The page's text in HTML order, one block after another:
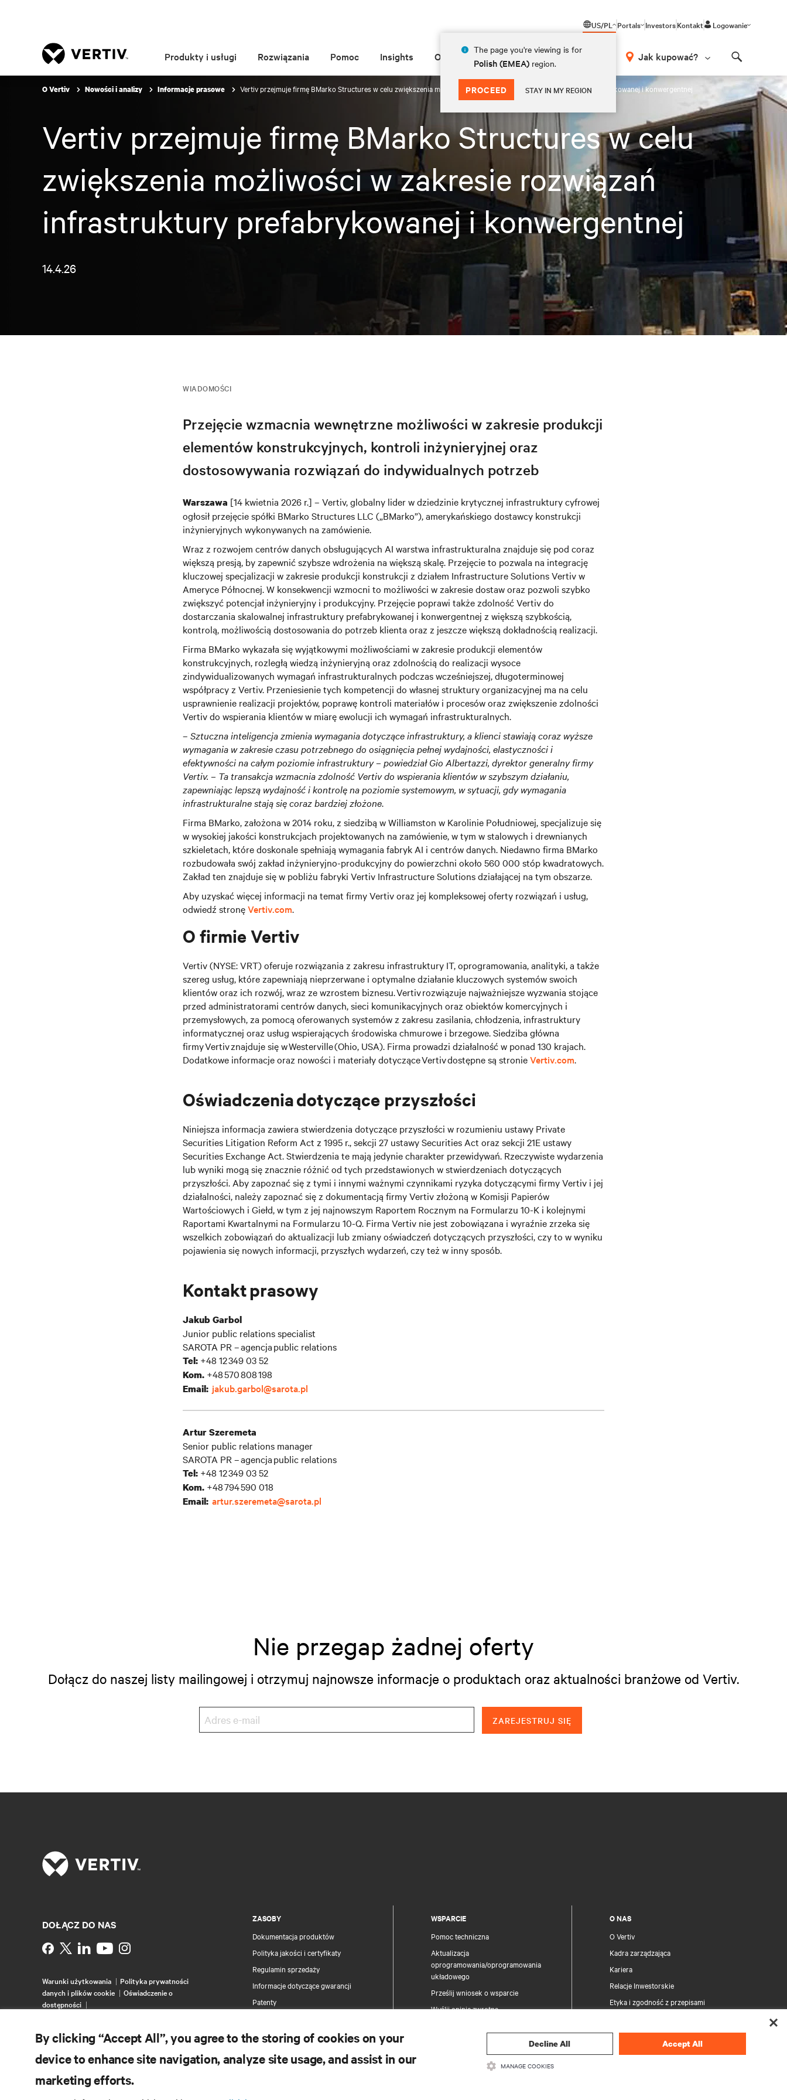
US/PL
The page you're viewing is for
Polish (EMEA) region.
PROCEED STAY IN MY REGION
Portals InvestorsKontakt Logowanie
Produkty i usługi Rozwiązania Pomoc Insights O Vertiv Jak kupować?
O Vertiv Nowości i analizy Informacje prasowe Vertiv przejmuje firmę BMarko Structures w celu zwiększenia możliwości w zakresie rozwiązań infrastruktury prefabrykowanej i konwergentnej
Vertiv przejmuje firmę BMarko Structures w celu
zwiększenia możliwości w zakresie rozwiązań
infrastruktury prefabrykowanej i konwergentnej
14.4.26
WIADOMOŚCI
Przejęcie wzmacnia wewnętrzne możliwości w zakresie produkcji
elementów konstrukcyjnych, kontroli inżynieryjnej oraz
dostosowywania rozwiązań do indywidualnych potrzeb
Warszawa [14 kwietnia 2026 r.] – Vertiv, globalny lider w dziedzinie krytycznej infrastruktury cyfrowej
ogłosił przejęcie spółki BMarko Structures LLC („BMarko”), amerykańskiego dostawcy konstrukcji
inżynieryjnych wykonywanych na zamówienie.
Wraz z rozwojem centrów danych obsługujących AI warstwa infrastrukturalna znajduje się pod coraz
większą presją, by zapewnić szybsze wdrożenia na większą skalę. Przejęcie to pozwala na integrację
kluczowej specjalizacji w zakresie produkcji konstrukcji z działem Infrastructure Solutions Vertiv w
Ameryce Północnej. W konsekwencji wzmocni to możliwości w zakresie dostaw oraz pozwoli szybko
zwiększyć potencjał inżynieryjny i produkcyjny. Przejęcie poprawi także zdolność Vertiv do
dostarczania skalowalnej infrastruktury prefabrykowanej i konwergentnej z większą szybkością,
kontrolą, możliwością dostosowania do potrzeb klienta oraz z jeszcze większą dokładnością realizacji.
Firma BMarko wykazała się wyjątkowymi możliwościami w zakresie produkcji elementów
konstrukcyjnych, rozległą wiedzą inżynieryjną oraz zdolnością do realizacji wysoce
zindywidualizowanych wymagań infrastrukturalnych podczas wcześniejszej, długoterminowej
współpracy z Vertiv. Przeniesienie tych kompetencji do własnej struktury organizacyjnej ma na celu
usprawnienie realizacji projektów, poprawę kontroli materiałów i procesów oraz zwiększenie zdolności
Vertiv do wspierania klientów w miarę ewolucji ich wymagań infrastrukturalnych.
– Sztuczna inteligencja zmienia wymagania dotyczące infrastruktury, a klienci stawiają coraz wyższe
wymagania w zakresie czasu potrzebnego do osiągnięcia pełnej wydajności, elastyczności i
efektywności na całym poziomie infrastruktury – powiedział Gio Albertazzi, dyrektor generalny firmy
Vertiv. – Ta transakcja wzmacnia zdolność Vertiv do wspierania klientów w szybszym działaniu,
zapewniając lepszą wydajność i kontrolę na poziomie systemowym, w sytuacji, gdy wymagania
infrastrukturalne stają się coraz bardziej złożone.
Firma BMarko, założona w 2014 roku, z siedzibą w Williamston w Karolinie Południowej, specjalizuje się
w wysokiej jakości konstrukcjach projektowanych na zamówienie, w tym w stalowych i drewnianych
szkieletach, które doskonale spełniają wymagania fabryk AI i centrów danych. Niedawno firma BMarko
rozbudowała swój zakład inżynieryjno-produkcyjny do powierzchni około 560 000 stóp kwadratowych.
Zakład ten znajduje się w pobliżu fabryki Vertiv Infrastructure Solutions działającej na tym obszarze.
Aby uzyskać więcej informacji na temat firmy Vertiv oraz jej kompleksowej oferty rozwiązań i usług,
odwiedź stronęVertiv.com.
O firmie Vertiv
Vertiv (NYSE: VRT) oferuje rozwiązania z zakresu infrastruktury IT, oprogramowania, analityki, a także
szereg usług, które zapewniają nieprzerwane i optymalne działanie kluczowych systemów swoich
klientów oraz ich rozwój, wraz ze wzrostem biznesu. Vertiv rozwiązuje najważniejsze wyzwania stojące
przed administratorami centrów danych, sieci komunikacyjnych oraz obiektów komercyjnych i
przemysłowych, za pomocą oferowanych systemów z zakresu zasilania, chłodzenia, infrastruktury
informatycznej oraz usług wspierających środowiska chmurowe i brzegowe. Siedziba główna
firmy Vertiv znajduje się w Westerville (Ohio, USA). Firma prowadzi działalność w ponad 130 krajach.
Dodatkowe informacje oraz nowości i materiały dotyczące Vertiv dostępne są stronieVertiv.com.
Oświadczenia dotyczące przyszłości
Niniejsza informacja zawiera stwierdzenia dotyczące przyszłości w rozumieniu ustawy Private
Securities Litigation Reform Act z 1995 r., sekcji 27 ustawy Securities Act oraz sekcji 21E ustawy
Securities Exchange Act. Stwierdzenia te mają jedynie charakter przewidywań. Rzeczywiste wydarzenia
lub wyniki mogą się znacznie różnić od tych przedstawionych w stwierdzeniach dotyczących
przyszłości. Aby zapoznać się z tymi i innymi ważnymi czynnikami ryzyka dotyczącymi firmy Vertiv i jej
działalności, należy zapoznać się z dokumentacją firmy Vertiv złożoną w Komisji Papierów
Wartościowych i Giełd, w tym z jej najnowszym Raportem Rocznym na Formularzu 10-K i kolejnymi
Raportami Kwartalnymi na Formularzu 10-Q. Firma Vertiv nie jest zobowiązana i wyraźnie zrzeka się
wszelkich zobowiązań do aktualizacji lub zmiany oświadczeń dotyczących przyszłości, czy to w wyniku
pojawienia się nowych informacji, przyszłych wydarzeń, czy też w inny sposób.
Kontakt prasowy
Jakub Garbol
Junior public relations specialist
SAROTA PR – agencja public relations
Tel: +48 12 349 03 52
Kom. +48 570 808 198
Email: jakub.garbol@sarota.pl
Artur Szeremeta
Senior public relations manager
SAROTA PR – agencja public relations
Tel: +48 12 349 03 52
Kom. +48 794 590 018
Email: artur.szeremeta@sarota.pl
Nie przegap żadnej oferty
Dołącz do naszej listy mailingowej i otrzymuj najnowsze informacje o produktach oraz aktualności branżowe od Vertiv.
ZAREJESTRUJ SIĘ
ZASOBY
Dokumentacja produktów
Polityka jakości i certyfikaty
Regulamin sprzedaży
Informacje dotyczące gwarancji
Patenty
WSPARCIE
Pomoc techniczna
Aktualizacja
oprogramowania/oprogramowania
układowego
Prześlij wniosek o wsparcie
Wyślij opinię zwrotną
Zabezpieczenie informacji i produktów
Zgłoś problem dotyczący zabezpieczeń
O NAS
O Vertiv
Kadra zarządzająca
Kariera
Relacje Inwestorskie
Etyka i zgodność z przepisami
Informacje o ochronie prywatności
DOŁĄCZ DO NAS
Instagram
Warunki użytkowania
Polityka prywatności
danych i plików cookie
Oświadczenie o
dostępności
By clicking “Accept All”, you agree to the storing of cookies on your
device to enhance site navigation, analyze site usage, and assist in our
marketing efforts.
Decline All Accept All
MANAGE COOKIES